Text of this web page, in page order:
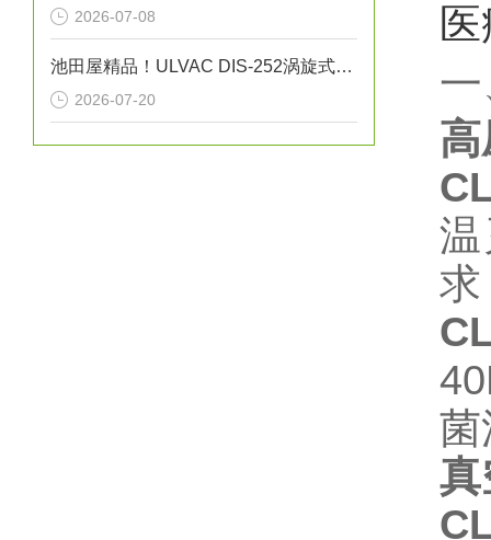
2026-07-08
池田屋精品！ULVAC DIS-252涡旋式干泵技术
2026-07-20
求
菌
真